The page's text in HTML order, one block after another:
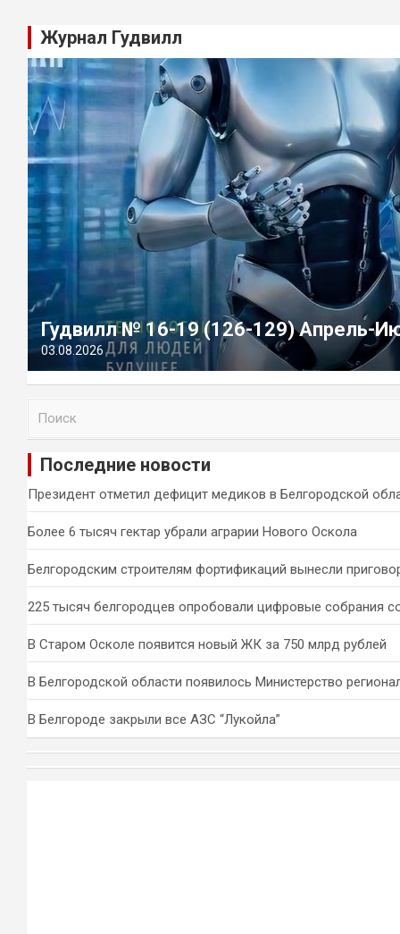
Журнал Гудвилл
Гудвилл № 16-19 (126-129) Апрель-
03.08.2026
и
Последние новости
Президент отметил дефицит медиков в Белгородской
Более 6 тысяч гектар убрали аграрии Нового Оскола
Белгородским строителям фортификаций вынесли
225 тысяч белгородцев опробовали цифровые собрания
В Старом Осколе появится новый ЖК за 750 млрд рублей
В Белгородской области появилось Министерство
В Белгороде закрыли все АЗС “Лукойла”